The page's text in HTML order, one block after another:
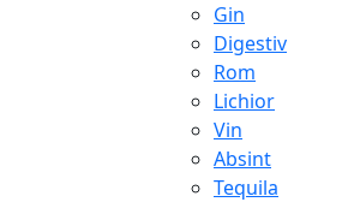
Gin
Digestiv
Rom
Lichior
Vin
Absint
Tequila